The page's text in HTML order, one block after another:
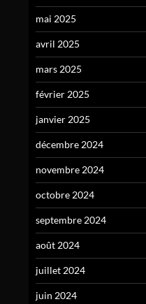
mai 2025
avril 2025
mars 2025
février 2025
janvier 2025
décembre 2024
novembre 2024
octobre 2024
septembre 2024
août 2024
juillet 2024
juin 2024